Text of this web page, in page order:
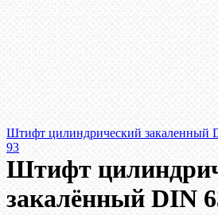
Штифт цилиндрический закаленный
93
Штифт
закалённый DIN